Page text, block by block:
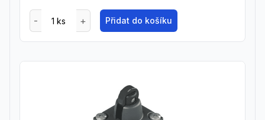
Přidat do košíku